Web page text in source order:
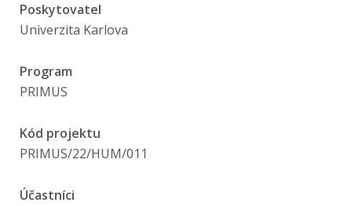
Blog
Kontakt
Poskytovatel
Univerzita Karlova
Program
PRIMUS
Kód projektu
PRIMUS/22/HUM/011
Účastníci